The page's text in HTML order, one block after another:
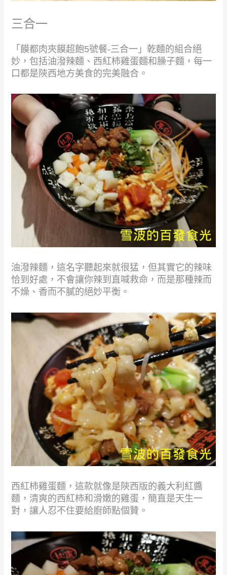
三合一
「饃都肉夾饃超飽5號餐-三合一」乾麵的組合絕
妙，包括油潑辣麵、西紅柿雞蛋麵和臊子麵，每一
口都是陝西地方美食的完美融合。
油潑辣麵，這名字聽起來就很猛，但其實它的辣味
恰到好處，不會讓你辣到直喊救命，而是那種辣而
不燥、香而不膩的絕妙平衡。
西紅柿雞蛋麵，這款就像是陝西版的義大利紅醬
麵，清爽的西紅柿和滑嫩的雞蛋，簡直是天生一
對，讓人忍不住要給廚師點個贊。